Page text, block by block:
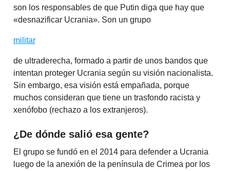
son los responsables de que Putin diga que hay que
«desnazificar Ucrania». Son un grupo
militar
de ultraderecha, formado a partir de unos bandos que
intentan proteger Ucrania según su visión nacionalista.
Sin embargo, esa visión está empañada, porque
muchos consideran que tiene un trasfondo racista y
xenófobo (rechazo a los extranjeros).
¿De dónde salió esa gente?
El grupo se fundó en el 2014 para defender a Ucrania
luego de la anexión de la península de Crimea por los